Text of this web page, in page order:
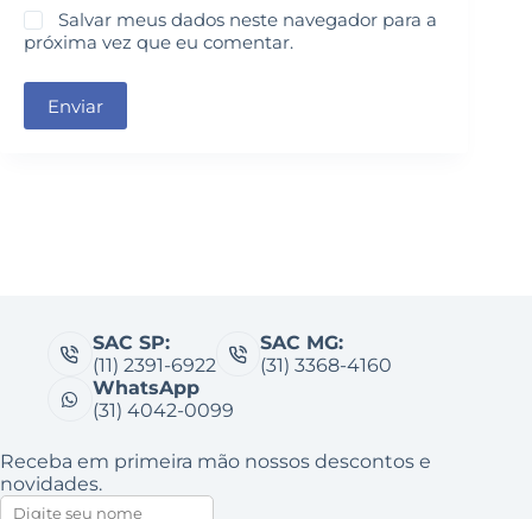
Salvar meus dados neste navegador para a
próxima vez que eu comentar.
Enviar
SAC SP:
(11) 2391-6922
SAC MG:
(31) 3368-4160
WhatsApp
(31) 4042-0099
Receba em primeira mão nossos descontos e
novidades.